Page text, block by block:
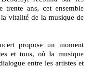
trente ans, cet ensemble
vitalité de la musique de
propose un moment
et tous, où la musique
entre les artistes et